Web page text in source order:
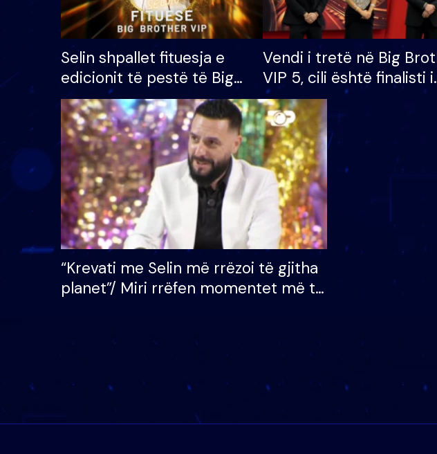
Selin shpallet fituesja e
edicionit të pestë të Big
Brother VIP, rrëmben
çmimin e madh prej 100
mijë eurosh
Vendi i tretë në Big
VIP 5, cili është finalisti i
radhës që lë shtëpinë
“Krevati me Selin më rrëzoi të gjitha
planet”/ Miri rrëfen momentet më të